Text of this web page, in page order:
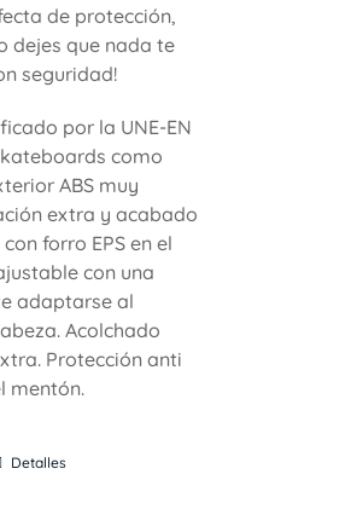
de protección,
dejes que nada te
seguridad!
por la UNE-EN
como
ABS muy
extra y acabado
forro EPS en el
con una
adaptarse al
Acolchado
Protección anti
mentón.
Detalles